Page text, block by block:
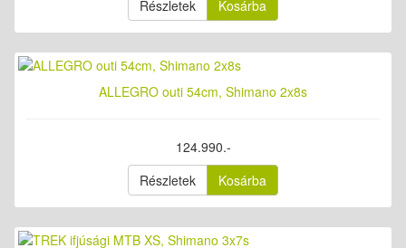
Részletek
Kosárba
ALLEGRO outi 54cm, Shimano 2x8s
124.990.-
Részletek
Kosárba